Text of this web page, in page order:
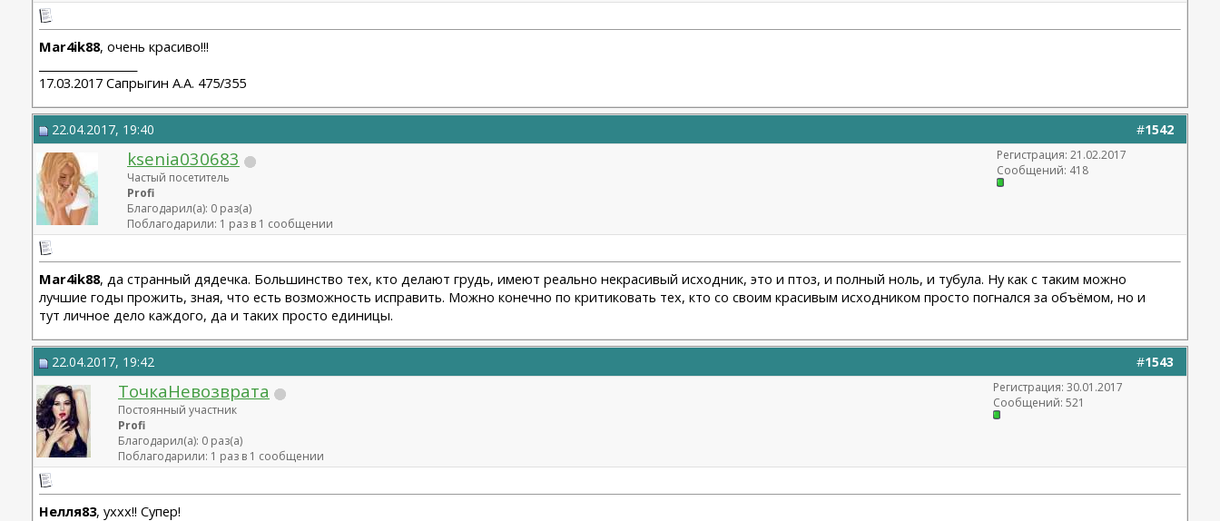
Mar4ik88, очень красиво!!!
17.03.2017 Сапрыгин А.А. 475/355
#1542
22.04.2017, 19:40
ksenia030683
Частый посетитель
Profi
Благодарил(а): 0 раз(а)
Поблагодарили: 1 раз в 1 сообщении
Регистрация: 21.02.2017
Сообщений: 418
Mar4ik88, да странный дядечка. Большинство тех, кто делают грудь, имеют реально некрасивый исходник, это и птоз, и полный ноль, и тубула. Ну как с таким можно
лучшие годы прожить, зная, что есть возможность исправить. Можно конечно по критиковать тех, кто со своим красивым исходником просто погнался за объёмом, но и
тут личное дело каждого, да и таких просто единицы.
#1543
22.04.2017, 19:42
ТочкаНевозврата
Постоянный участник
Profi
Благодарил(а): 0 раз(а)
Поблагодарили: 1 раз в 1 сообщении
Регистрация: 30.01.2017
Сообщений: 521
Нелля83, уххх!! Супер!